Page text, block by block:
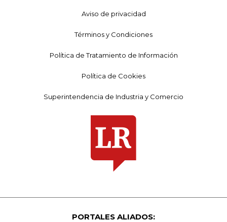
Aviso de privacidad
Términos y Condiciones
Política de Tratamiento de Información
Política de Cookies
Superintendencia de Industria y Comercio
PORTALES ALIADOS: